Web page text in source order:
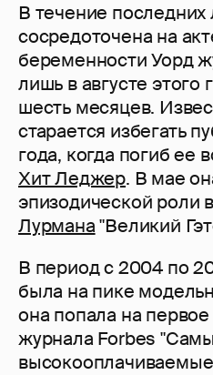
В течение
сосредоточена на
беременности Уорд
лишь в августе этого
шесть месяцев.
старается избегать
года, когда погиб ее
Хит Леджер. В мае
эпизодической роли
Лурмана"Великий
В период с 2004 по
была на пике
она попала на
журнала Forbes